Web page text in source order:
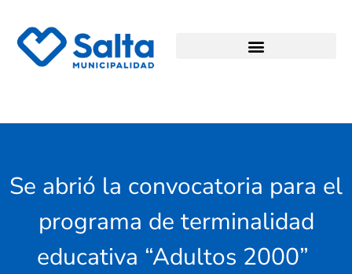
Se abrió la convocatoria para el
programa de terminalidad
educativa “Adultos 2000”